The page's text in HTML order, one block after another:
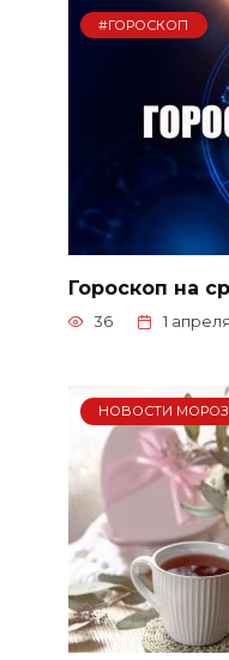
#ГОРОСКОП
Гороскоп на
36 1
НОВОСТИ